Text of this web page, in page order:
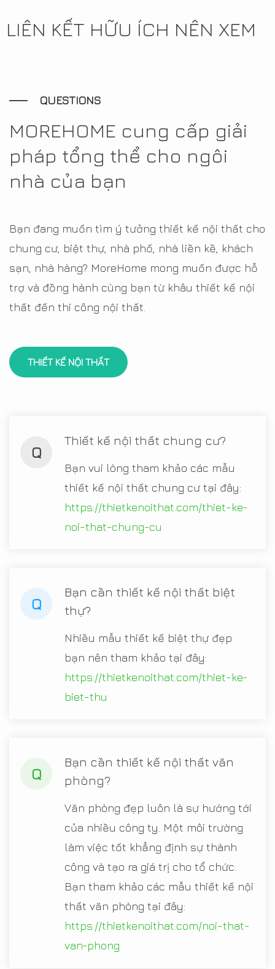
LIÊN KẾT HỮU ÍCH NÊN XEM
QUESTIONS
MOREHOME cung cấp giải
pháp tổng thể cho ngôi
nhà của bạn
Bạn đang muốn tìm ý tưởng thiết kế nội thất cho
chung cư, biệt thự, nhà phố, nhà liền kề, khách
sạn, nhà hàng? MoreHome mong muốn được hỗ
trợ và đồng hành cùng bạn từ khâu thiết kế nội
thất đến thi công nội thất.
THIẾT KẾ NỘI THẤT
Q
Thiết kế nội thất chung cư?
Bạn vui lòng tham khảo các mẫu
thiết kế nội thất chung cư tại đây:
https://thietkenoithat.com/thiet-ke-
noi-that-chung-cu
Q
Bạn cần thiết kế nội thất biệt
thự?
Nhiều mẫu thiết kế biệt thự đẹp
bạn nên tham khảo tại đây:
https://thietkenoithat.com/thiet-ke-
biet-thu
Q
Bạn cần thiết kế nội thất văn
phòng?
Văn phòng đẹp luôn là sự hướng tới
của nhiều công ty. Một môi trường
làm việc tốt khẳng định sự thành
công và tạo ra giá trị cho tổ chức.
Bạn tham khảo các mẫu thiết kế nội
thất văn phòng tại đây:
https://thietkenoithat.com/noi-that-
van-phong